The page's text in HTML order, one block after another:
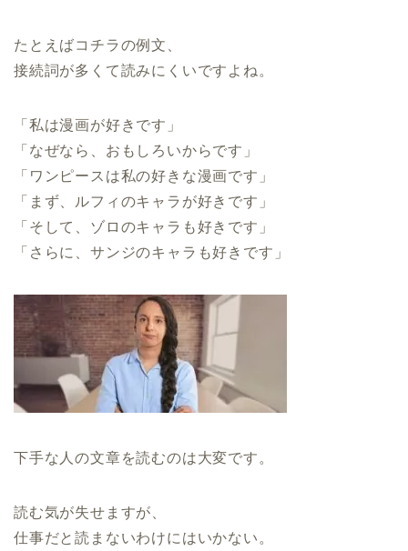
たとえばコチラの例文、
接続詞が多くて読みにくいですよね。
「私は漫画が好きです」
「なぜなら、おもしろいからです」
「ワンピースは私の好きな漫画です」
「まず、ルフィのキャラが好きです」
「そして、ゾロのキャラも好きです」
「さらに、サンジのキャラも好きです」
下手な人の文章を読むのは大変です。
読む気が失せますが、
仕事だと読まないわけにはいかない。